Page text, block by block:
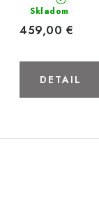
Skladom
459,00 €
DETAIL